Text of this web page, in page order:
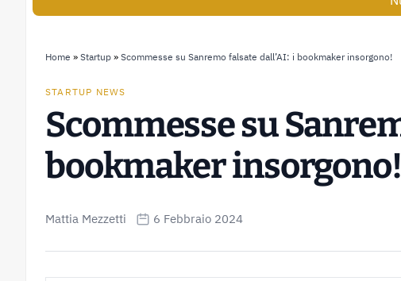
Home » Startup » Scommesse su Sanremo falsate dall’AI: i bookmaker insorgono!
STARTUP NEWS
Scommesse su
bookmaker insorgono!
Mattia Mezzetti 6 Febbraio 2024